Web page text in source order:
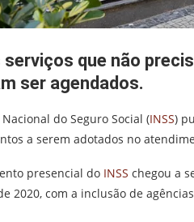
serviços que não
ser agendados.
do Seguro Social (INSS)
a serem adotados no
presencial do INSS chegou a
2020, com a inclusão de